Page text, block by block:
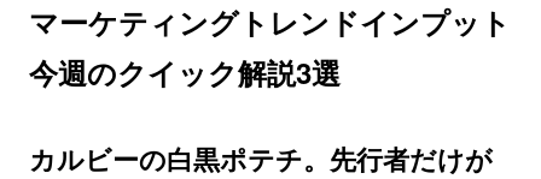
マーケティングトレンドインプット
今週のクイック解説3選
カルビーの白黒ポテチ。先行者だけが